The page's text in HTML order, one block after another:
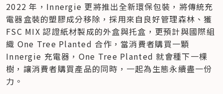
2022 年，Innergie 更將推出全新環保包裝，將傳統充
電器盒裝的塑膠成分移除，採用來自良好管理森林、獲
FSC MIX 認證紙材製成的外盒與托盒，更預計與國際組
織 One Tree Planted 合作，當消費者購買一顆
Innergie 充電器，One Tree Planted 就會種下一棵
樹，讓消費者購買產品的同時，一起為生態永續盡一份
力。